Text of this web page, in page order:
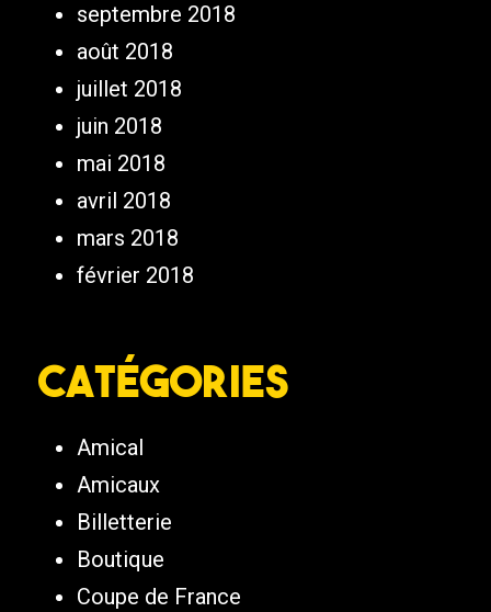
septembre 2018
août 2018
juillet 2018
juin 2018
mai 2018
avril 2018
mars 2018
février 2018
Catégories
Amical
Amicaux
Billetterie
Boutique
Coupe de France